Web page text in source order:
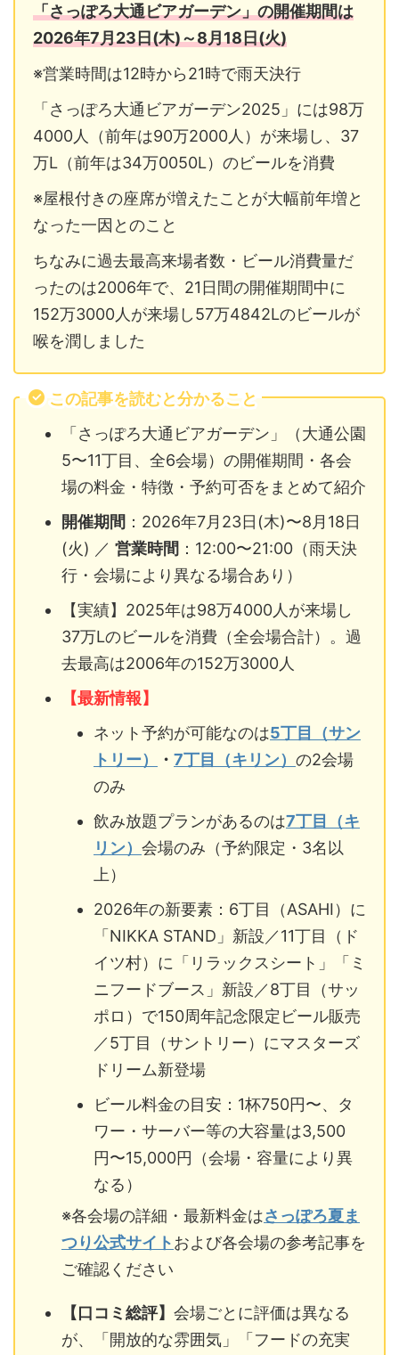
「さっぽろ大通ビアガーデン」の開催期間は
2026年7月23日(木)～8月18日(火)
※営業時間は12時から21時で雨天決行
「さっぽろ大通ビアガーデン2025」には98万
4000人（前年は90万2000人）が来場し、37
万L（前年は34万0050L）のビールを消費
※屋根付きの座席が増えたことが大幅前年増と
なった一因とのこと
ちなみに過去最高来場者数・ビール消費量だ
ったのは2006年で、21日間の開催期間中に
152万3000人が来場し57万4842Lのビールが
喉を潤しました
この記事を読むと分かること
「さっぽろ大通ビアガーデン」（大通公園
5〜11丁目、全6会場）の開催期間・各会
場の料金・特徴・予約可否をまとめて紹介
開催期間 ：2026年7月23日(木)〜8月18日
(火) ／ 営業時間 ：12:00〜21:00（雨天決
行・会場により異なる場合あり）
【実績】2025年は98万4000人が来場し
37万Lのビールを消費（全会場合計）。過
去最高は2006年の152万3000人
【最新情報】
ネット予約が可能なのは5丁目（サン
トリー）
・ 7丁目（キリン） の2会場
のみ
飲み放題プランがあるのは7丁目（キ
リン） 会場のみ（予約限定・3名以
上）
2026年の新要素：6丁目（ASAHI）に
「NIKKA STAND」新設／11丁目（ド
イツ村）に「リラックスシート」「ミ
ニフードブース」新設／8丁目（サッ
ポロ）で150周年記念限定ビール販売
／5丁目（サントリー）にマスターズ
ドリーム新登場
ビール料金の目安：1杯750円〜、タ
ワー・サーバー等の大容量は3,500
円〜15,000円（会場・容量により異
なる）
※各会場の詳細・最新料金はさっぽろ夏ま
つり公式サイトおよび各会場の参考記事を
ご確認ください
【口コミ総評】 会場ごとに評価は異なる
が、「開放的な雰囲気」「フードの充実